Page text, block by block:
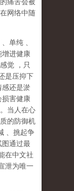
网络中随
、单纯
增进健康
觉
，只
是压抑下
还是淤
损害健康
。当人在心
的防御机
、挑起争
通过最
在中文社
泄为唯一